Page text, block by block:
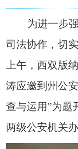
为进一步
司法协作，切
上午，西双版
涛应邀到州公
查与运用”为题
两级公安机关